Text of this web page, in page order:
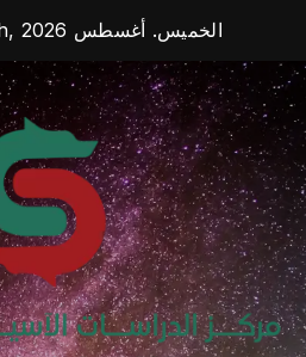
content
الخميس. أغسطس 6th, 2026